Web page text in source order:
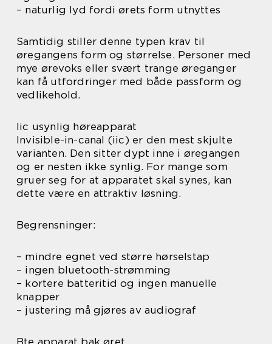
– naturlig lyd fordi ørets form utnyttes
Samtidig stiller denne typen krav til
øregangens form og størrelse. Personer med
mye ørevoks eller svært trange øreganger
kan få utfordringer med både passform og
vedlikehold.
Iic usynlig høreapparat
Invisible-in-canal (iic) er den mest skjulte
varianten. Den sitter dypt inne i øregangen
og er nesten ikke synlig. For mange som
gruer seg for at apparatet skal synes, kan
dette være en attraktiv løsning.
Begrensninger:
– mindre egnet ved større hørselstap
– ingen bluetooth-strømming
– kortere batteritid og ingen manuelle
knapper
– justering må gjøres av audiograf